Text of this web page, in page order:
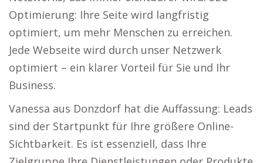
Optimierung: Ihre Seite wird langfristig
optimiert, um mehr Menschen zu erreichen.
Jede Webseite wird durch unser Netzwerk
optimiert – ein klarer Vorteil für Sie und Ihr
Business.
Vanessa aus Donzdorf hat die Auffassung: Leads
sind der Startpunkt für Ihre größere Online-
Sichtbarkeit. Es ist essenziell, dass Ihre